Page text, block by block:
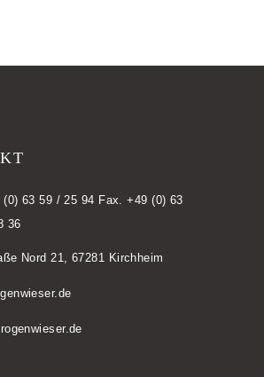
(0) 63 59 / 25 94 Fax. +49 (0) 63
36
Nord 21, 67281 Kirchheim